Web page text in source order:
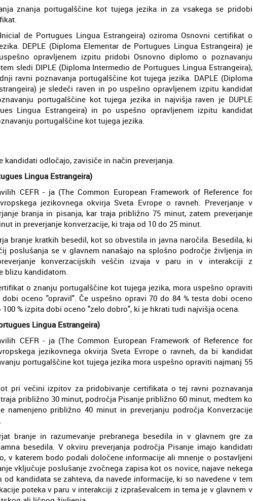
znanja portugalščine kot tujega jezika in za vsakega se pridobi
de Portugues Lingua Estrangeira) oziroma Osnovni certifikat o
DEPLE (Diploma Elementar de Portugues Lingua Estrangeira) je
opravljenem izpitu pridobi Osnovno diplomo o poznavanju
sledi DIPLE (Diploma Intermedio de Portugues Lingua Estrangeira),
ravni poznavanja portugalščine kot tujega jezika. DAPLE (Diploma
je sledeči raven in po uspešno opravljenem izpitu kandidat
portugalščine kot tujega jezika in najvišja raven je DUPLE
Lingua Estrangeira) in po uspešno opravljenem izpitu kandidat
portugalščine kot tujega jezika.
odločajo, zavisiče in način preverjanja.
Lingua Estrangeira)
CEFR - ja (The Common European Framework of Reference for
jezikovnega okvirja Sveta Evrope o ravneh. Preverjanje v
branja in pisanja, kar traja približno 75 minut, zatem preverjanje
in preverjanje konverzacije, ki traja od 10 do 25 minut.
branje kratkih besedil, kot so obvestila in javna naročila. Besedila, ki
poslušanja se v glavnem nanašajo na splošno področje življenja in
konverzacijskih veščin izvaja v paru in v interakciji z
blizu kandidatom.
o znanju portugalščine kot tujega jezika, mora uspešno opraviti
oceno "opravil". Če uspešno opravi 70 do 84 % testa dobi oceno
% izpita dobi oceno "zelo dobro", ki je hkrati tudi najvišja ocena.
Lingua Estrangeira)
CEFR - ja (The Common European Framework of Reference for
jezikovnega okvirja Sveta Evrope o ravneh, da bi kandidat
portugalščine kot tujega jezika mora uspešno opraviti najmanj 55
pri večini izpitov za pridobivanje certifikata o tej ravni poznavanja
približno 30 minut, področja Pisanje približno 60 minut, medtem ko
namenjeno približno 40 minut in preverjanju področja Konverzacije
branje in razumevanje prebranega besedila in v glavnem gre za
besedila. V okviru preverjanja področja Pisanje imajo kandidati
v katerem bodo podali določene informacije ali mnenje o postavljeni
vključuje poslušanje zvočnega zapisa kot os novice, najave nekega
kandidata se zahteva, da navede informacije, ki so navedene v tem
poteka v paru v interakciji z izpraševalcem in tema je v glavnem v